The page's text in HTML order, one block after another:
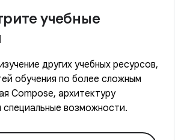
учебные
других учебных ресурсов,
обучения по более сложным
Compose, архитектуру
специальные возможности.